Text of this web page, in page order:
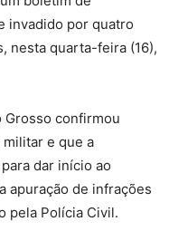
invadido por quatro
nesta quarta-feira (16),
Grosso confirmou
e que a
dar início ao
apuração de infrações
pela Polícia Civil.